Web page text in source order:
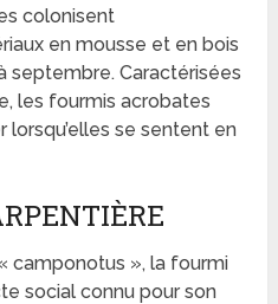
colonisent
en mousse et en bois
septembre. Caractérisées
les fourmis acrobates
se sentent en
camponotus », la fourmi
social connu pour son